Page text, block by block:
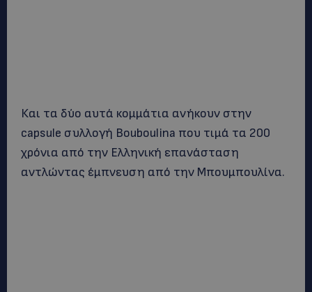
Και τα δύο αυτά κομμάτια ανήκουν στην
capsule συλλογή Bouboulina που τιμά τα 200
χρόνια από την Ελληνική επανάσταση
αντλώντας έμπνευση από την Μπουμπουλίνα.